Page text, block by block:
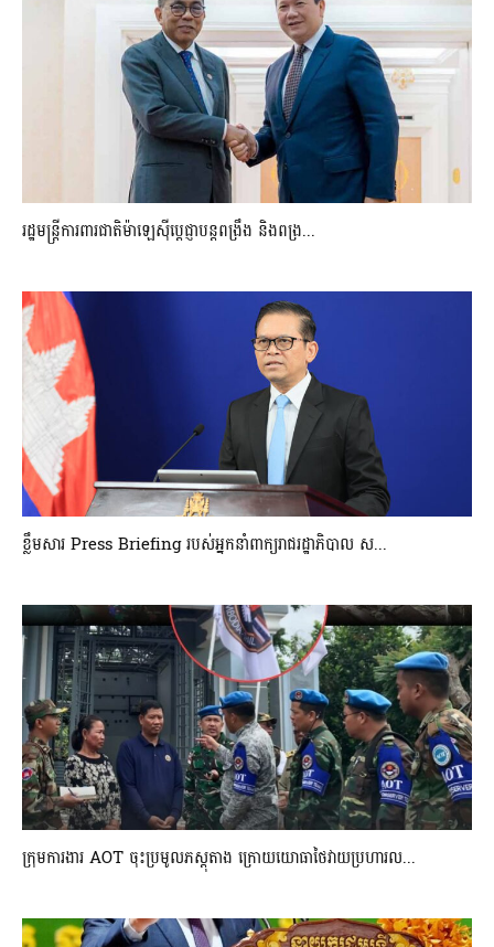
រដ្ឋមន្ត្រីការពារជាតិម៉ាឡេស៊ីប្ដេជ្ញាបន្តពង្រឹង និងពង្រ...
ខ្លឹមសារ Press Briefing របស់អ្នកនាំពាក្យរាជរដ្ឋាភិបាល ស...
ក្រុមការងារ AOT ចុះប្រមូលភស្តុតាង ក្រោយយោធាថៃវាយប្រហារល...